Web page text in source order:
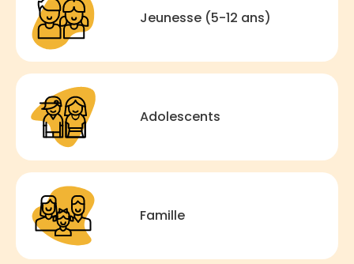
Jeunesse (5-12 ans)
Adolescents
Famille